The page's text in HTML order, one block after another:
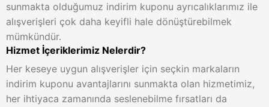
sunmakta olduğumuz indirim kuponu ayrıcalıklarımız ile
alışverişleri çok daha keyifli hale dönüştürebilmek
mümkündür.
Hizmet İçeriklerimiz Nelerdir?
Her keseye uygun alışverişler için seçkin markaların
indirim kuponu avantajlarını sunmakta olan hizmetimiz,
her ihtiyaca zamanında seslenebilme fırsatları da